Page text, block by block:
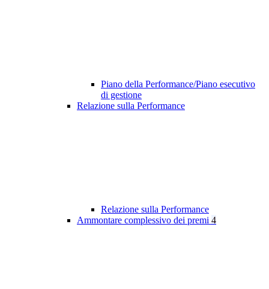
Piano della Performance/Piano esecutivo
di gestione
Relazione sulla Performance
Relazione sulla Performance
Ammontare complessivo dei premi 4